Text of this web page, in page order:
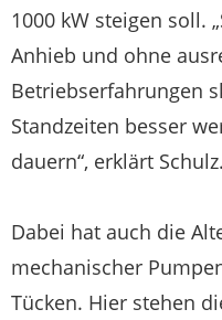
1000 kW steigen soll.
Anhieb und ohne
Betriebserfahrungen
Standzeiten besser
dauern“, erklärt Schulz.
Dabei hat auch die
mechanischer
Tücken. Hier stehen